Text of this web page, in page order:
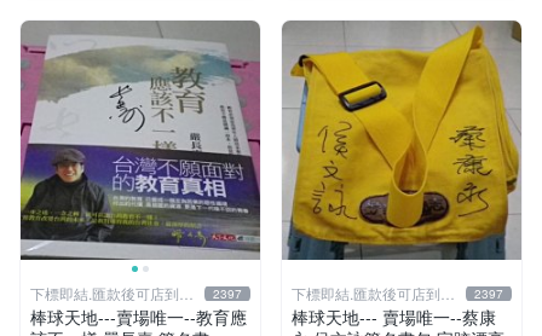
下標即結.匯款後可店到店
關於我
2397
棒球天地---賣場唯一--教育應
下標即結.匯款後可店到店
關於我
2397
棒球天地--- 賣場唯一--蔡康